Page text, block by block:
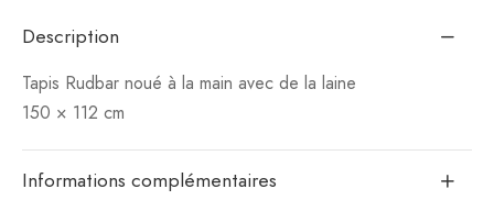
Description
Tapis Rudbar noué à la main avec de la laine
150 × 112 cm
Informations complémentaires